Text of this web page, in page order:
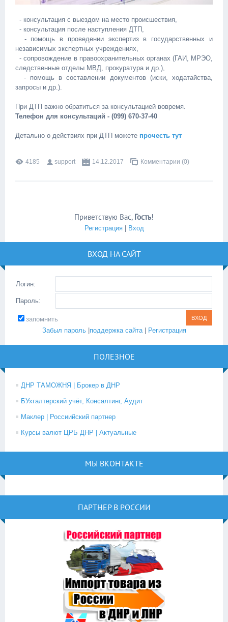
- консультация с выездом на место происшествия,
- консультация после наступления ДТП,
- помощь в проведении экспертиз в государственных и
независимых экспертных учреждениях,
- сопровождение в правоохранительных органах (ГАИ, МРЭО,
следственные отделы МВД, прокуратура и др.),
- помощь в составлении документов (иски, ходатайства,
запросы и др.).
При ДТП важно обратиться за консультацией вовремя.
Телефон для консультаций - (099) 670-37-40
Детально о действиях при ДТП можете прочесть тут
4185 support 14.12.2017 Комментарии (0)
Приветствую Вас, Гость!
Регистрация| Вход
ВХОД НА САЙТ
Логин:
Пароль:
запомнить
Забыл пароль| поддержка сайта| Регистрация
ПОЛЕЗНОЕ
ДНР ТАМОЖНЯ | Брокер в ДНР
БУхгалтерский учёт, Консалтинг, Аудит
Маклер | Россиийский партнер
Курсы валют ЦРБ ДНР | Актуальные
МЫ ВКОНТАКТЕ
ПАРТНЕР В РОССИИ